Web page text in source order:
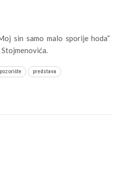
sin samo malo sporije hoda“
pozorište predstava